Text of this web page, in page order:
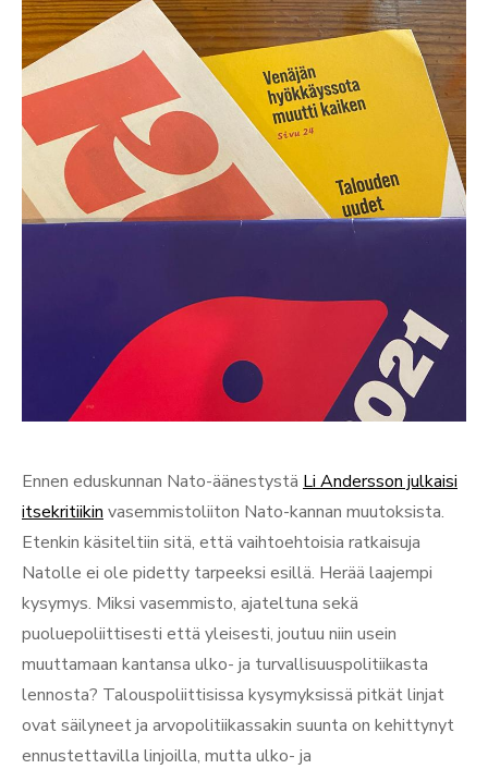
Ennen eduskunnan Nato-äänestystä Li Andersson julkaisi
itsekritiikin vasemmistoliiton Nato-kannan muutoksista.
Etenkin käsiteltiin sitä, että vaihtoehtoisia ratkaisuja
Natolle ei ole pidetty tarpeeksi esillä. Herää laajempi
kysymys. Miksi vasemmisto, ajateltuna sekä
puoluepoliittisesti että yleisesti, joutuu niin usein
muuttamaan kantansa ulko- ja turvallisuuspolitiikasta
lennosta? Talouspoliittisissa kysymyksissä pitkät linjat
ovat säilyneet ja arvopolitiikassakin suunta on kehittynyt
ennustettavilla linjoilla, mutta ulko- ja